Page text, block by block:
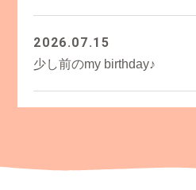
2026.07.15
少し前のmy birthday♪